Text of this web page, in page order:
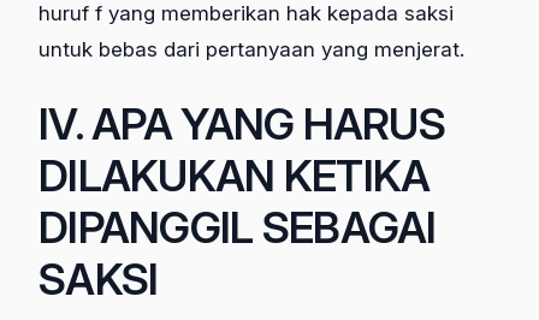
huruf f yang memberikan hak kepada saksi
untuk bebas dari pertanyaan yang menjerat.
IV. APA YANG HARUS
DILAKUKAN KETIKA
DIPANGGIL SEBAGAI
SAKSI